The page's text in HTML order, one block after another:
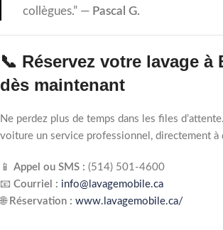
collègues.” — Pascal G.
📞 Réservez votre lavage à
dès maintenant
Ne perdez plus de temps dans les files
voiture un service professionnel, directement à
📱 Appel ou SMS : (514) 501‑4600
📧 Courriel : info@lavagemobile.ca
🌐 Réservation : www.lavagemobile.ca/